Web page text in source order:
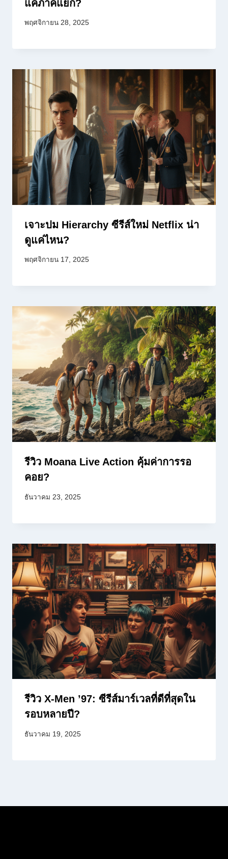
แค่ภาคแยก?
พฤศจิกายน 28, 2025
เจาะปม Hierarchy ซีรีส์ใหม่ Netflix น่า
ดูแค่ไหน?
พฤศจิกายน 17, 2025
รีวิว Moana Live Action คุ้มค่าการรอ
คอย?
ธันวาคม 23, 2025
รีวิว X-Men ’97: ซีรีส์มาร์เวลที่ดีที่สุดใน
รอบหลายปี?
ธันวาคม 19, 2025